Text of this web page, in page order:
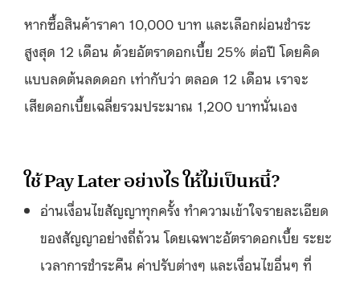
หากซื้อสินค้าราคา 10,000 บาท และเลือกผ่อนชำระ
สูงสุด 12 เดือน ด้วยอัตราดอกเบี้ย 25% ต่อปี โดยคิด
แบบลดต้นลดดอก เท่ากับว่า ตลอด 12 เดือน เราจะ
เสียดอกเบี้ยเฉลี่ยรวมประมาณ 1,200 บาทนั่นเอง
ใช้ Pay Later อย่างไร ให้ไม่เป็นหนี้?
อ่านเงื่อนไขสัญญาทุกครั้ง ทำความเข้าใจรายละเอียด
ของสัญญาอย่างถี่ถ้วน โดยเฉพาะอัตราดอกเบี้ย ระยะ
เวลาการชำระคืน ค่าปรับต่างๆ และเงื่อนไขอื่นๆ ที่